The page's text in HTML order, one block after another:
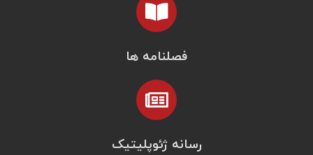
فصلنامه ها
رسانه ژئوپلیتیک